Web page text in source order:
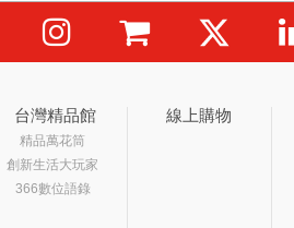
台灣精品館
精品萬花筒
創新生活大玩家
366數位語錄
線上購物